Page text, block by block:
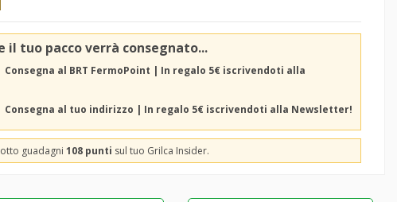
il tuo pacco verrà consegnato...
Consegna al BRT FermoPoint | In regalo 5€ iscrivendoti alla
Consegna al tuo indirizzo | In regalo 5€ iscrivendoti alla Newsletter!
guadagni 108 punti sul tuo Grilca Insider.